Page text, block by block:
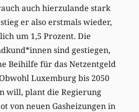
auch hierzulande stark
er also erstmals wieder,
um 1,5 Prozent. Die
sind gestiegen,
Beihilfe für das Netzentgeld
Luxemburg bis 2050
will, plant die Regierung
von neuen Gasheizungen in